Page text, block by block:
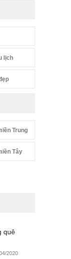
lịch
Trung
Tây
quê
2020